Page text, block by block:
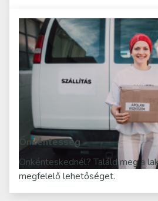
Önkéntesség
Önkénteskednél? Találd meg a
megfelelő lehetőséget.